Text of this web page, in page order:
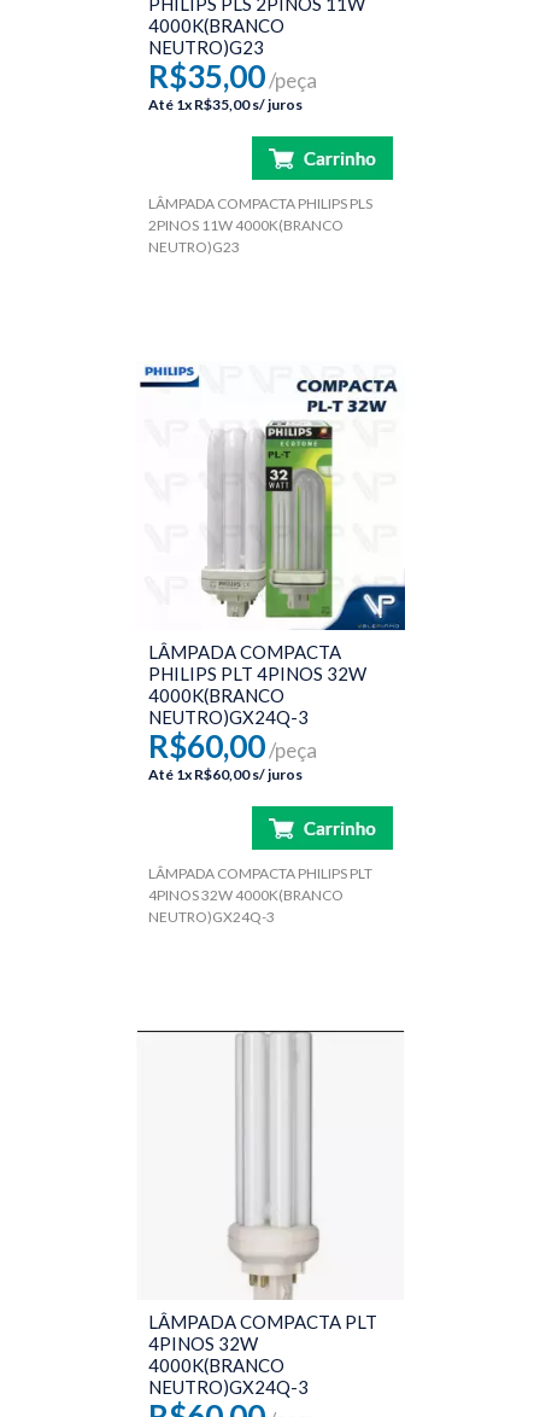
4000K(BRANCO
NEUTRO)G23
R$35,00/peça
Até 1x R$35,00s/ juros
LÂMPADA COMPACTA PHILIPS PLS
2PINOS 11W 4000K(BRANCO
NEUTRO)G23
LÂMPADA COMPACTA
PHILIPS PLT 4PINOS 32W
4000K(BRANCO
NEUTRO)GX24Q-3
R$60,00/peça
Até 1x R$60,00s/ juros
LÂMPADA COMPACTA PHILIPS PLT
4PINOS 32W 4000K(BRANCO
NEUTRO)GX24Q-3
LÂMPADA COMPACTA PLT
4PINOS 32W
4000K(BRANCO
NEUTRO)GX24Q-3